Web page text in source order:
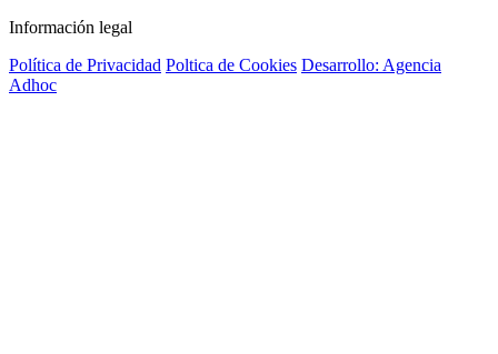
Información legal
Política de Privacidad Poltica de Cookies Desarrollo: Agencia
Adhoc